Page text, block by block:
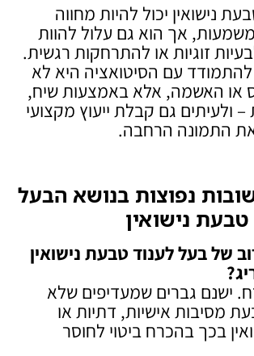
נישואין יכול להיות מחווה
אך הוא גם עלול להוות
זוגיות או להתרחקות רגשית.
עם הסיטואציה היא לא
או האשמה, אלא באמצעות שיח,
ולעיתים גם קבלת ייעוץ מקצועי
את התמונה הרחבה.
נפוצות בנושא הבעל
נישואין
של בעל לענוד טבעת נישואין
?
ישנם גברים שמעדיפים שלא
מסיבות אישיות, דתיות או
בכך בהכרח ביטוי לחוסר